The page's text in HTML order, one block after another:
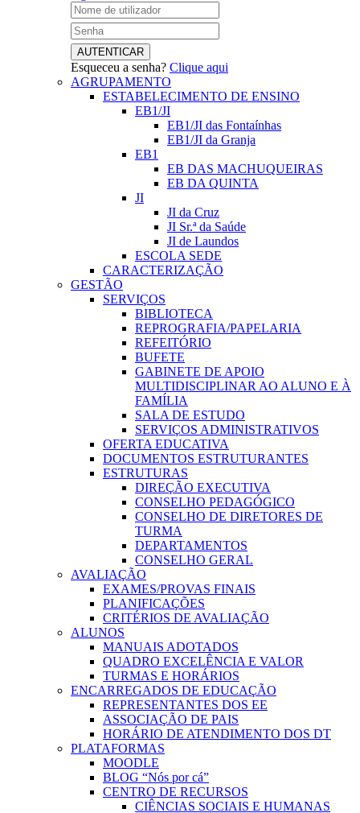
Esqueceu a senha? Clique aqui
AGRUPAMENTO
ESTABELECIMENTO DE ENSINO
EB1/JI
EB1/JI das Fontaínhas
EB1/JI da Granja
EB1
EB DAS MACHUQUEIRAS
EB DA QUINTA
JI
JI da Cruz
JI Sr.ª da Saúde
JI de Laundos
ESCOLA SEDE
CARACTERIZAÇÃO
GESTÃO
SERVIÇOS
BIBLIOTECA
REPROGRAFIA/PAPELARIA
REFEITÓRIO
BUFETE
GABINETE DE APOIO
MULTIDISCIPLINAR AO ALUNO E À
FAMÍLIA
SALA DE ESTUDO
SERVIÇOS ADMINISTRATIVOS
OFERTA EDUCATIVA
DOCUMENTOS ESTRUTURANTES
ESTRUTURAS
DIREÇÃO EXECUTIVA
CONSELHO PEDAGÓGICO
CONSELHO DE DIRETORES DE
TURMA
DEPARTAMENTOS
CONSELHO GERAL
AVALIAÇÃO
EXAMES/PROVAS FINAIS
PLANIFICAÇÕES
CRITÉRIOS DE AVALIAÇÃO
ALUNOS
MANUAIS ADOTADOS
QUADRO EXCELÊNCIA E VALOR
TURMAS E HORÁRIOS
ENCARREGADOS DE EDUCAÇÃO
REPRESENTANTES DOS EE
ASSOCIAÇÃO DE PAIS
HORÁRIO DE ATENDIMENTO DOS DT
PLATAFORMAS
MOODLE
BLOG “Nós por cá”
CENTRO DE RECURSOS
CIÊNCIAS SOCIAIS E HUMANAS